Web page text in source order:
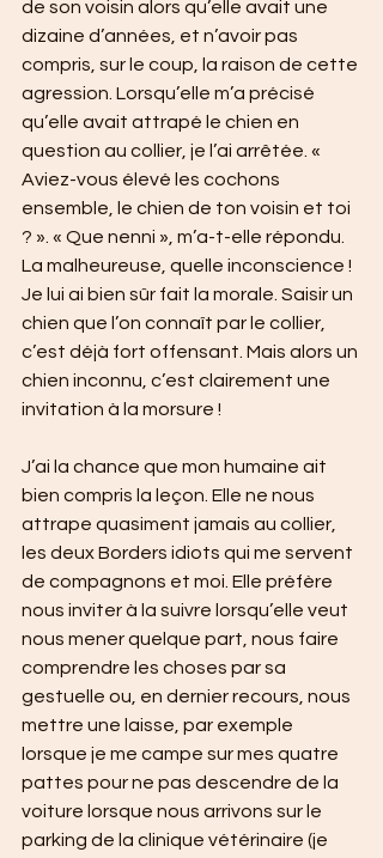
de son voisin alors qu’elle avait une
dizaine d’années, et n’avoir pas
compris, sur le coup, la raison de cette
agression. Lorsqu’elle m’a précisé
qu’elle avait attrapé le chien en
question au collier, je l’ai arrêtée. «
Aviez-vous élevé les cochons
ensemble, le chien de ton voisin et toi
? ». « Que nenni », m’a-t-elle répondu.
La malheureuse, quelle inconscience !
Je lui ai bien sûr fait la morale. Saisir un
chien que l’on connaît par le collier,
c’est déjà fort offensant. Mais alors un
chien inconnu, c’est clairement une
invitation à la morsure !
J’ai la chance que mon humaine ait
bien compris la leçon. Elle ne nous
attrape quasiment jamais au collier,
les deux Borders idiots qui me servent
de compagnons et moi. Elle préfère
nous inviter à la suivre lorsqu’elle veut
nous mener quelque part, nous faire
comprendre les choses par sa
gestuelle ou, en dernier recours, nous
mettre une laisse, par exemple
lorsque je me campe sur mes quatre
pattes pour ne pas descendre de la
voiture lorsque nous arrivons sur le
parking de la clinique vétérinaire (je